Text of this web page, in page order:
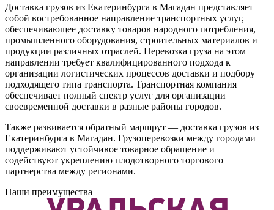
Доставка грузов из Екатеринбурга в Магадан представляет
собой востребованное направление транспортных услуг,
обеспечивающее доставку товаров народного потребления,
промышленного оборудования, строительных материалов и
продукции различных отраслей. Перевозка груза на этом
направлении требует квалифицированного подхода к
организации логистических процессов доставки и подбору
подходящего типа транспорта. Транспортная компания
обеспечивает полный спектр услуг для организации
своевременной доставки в разные районы городов.
Также развивается обратный маршрут — доставка грузов из
Екатеринбурга в Магадан. Грузоперевозки между городами
поддерживают устойчивое товарное обращение и
содействуют укреплению плодотворного торгового
партнерства между регионами.
Наши преимущества